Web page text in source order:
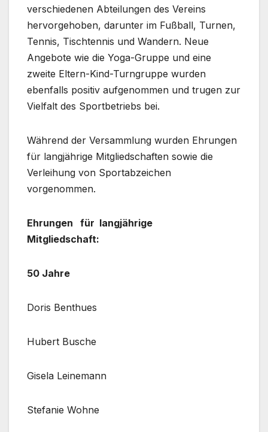
verschiedenen Abteilungen des Vereins
hervorgehoben, darunter im Fußball, Turnen,
Tennis, Tischtennis und Wandern. Neue
Angebote wie die Yoga-Gruppe und eine
zweite Eltern-Kind-Turngruppe wurden
ebenfalls positiv aufgenommen und trugen zur
Vielfalt des Sportbetriebs bei.
Während der Versammlung wurden Ehrungen
für langjährige Mitgliedschaften sowie die
Verleihung von Sportabzeichen
vorgenommen.
Ehrungen für langjährige
Mitgliedschaft:
50 Jahre
Doris Benthues
Hubert Busche
Gisela Leinemann
Stefanie Wohne